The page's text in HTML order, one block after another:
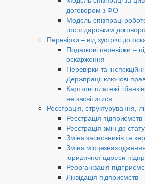
договором з ФО
Модель співпраці
господарським
Перевірки – від зустрічі до
Податкові перевірки –
оскарження
Перевірки та
Держпраці: ключові
Карткові платежі і
не засвітитися
Реєстрація, структурування,
Реєстрація підприємств
Реєстрація змін до
Зміна засновників та
Зміна
юридичної адреси
Реорганізація
Ліквідація підприємств